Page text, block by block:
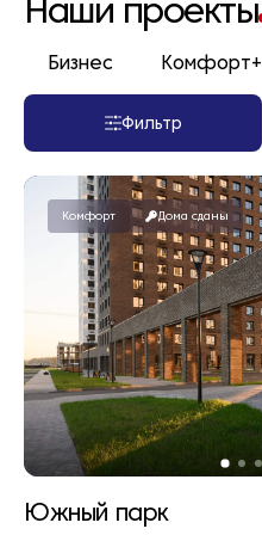
Наши проекты
Бизнес Комфорт+
Фильтр
Комфорт Дома сданы
Южный парк